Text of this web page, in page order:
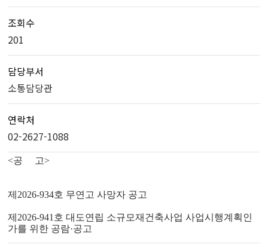
조회수
201
담당부서
소통담당관
연락처
02-2627-1088
<공 고>
제2026-934호 무연고 사망자 공고
제2026-941호 대도연립 소규모재건축사업 사업시행계획인
가를 위한 공람·공고